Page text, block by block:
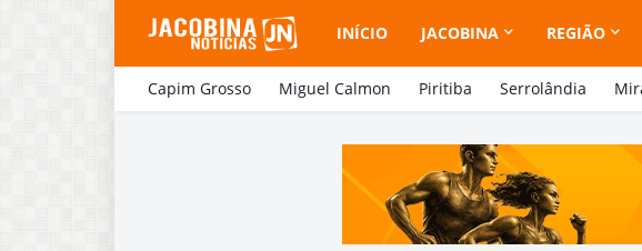
INÍCIO JACOBINA REGIÃO
Capim Grosso Miguel Calmon Piritiba Serrolândia